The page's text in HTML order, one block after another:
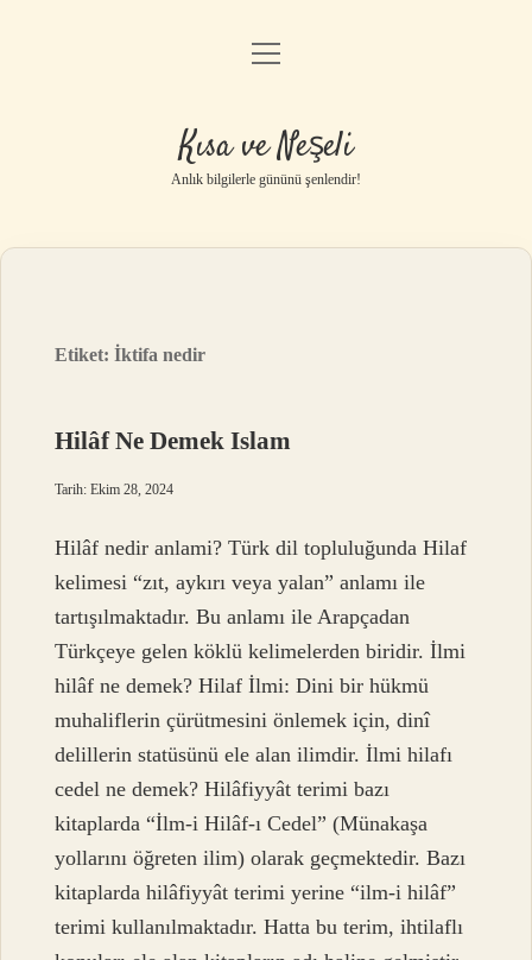
Anasayfa
Yasal Uyarı
menüyü
Kısa ve Neşeli
Anlık bilgilerle gününü şenlendir!
Etiket:İktifa nedir
Hilâf Ne Demek Islam
Tarih: Ekim 28, 2024
Hilâf nedir anlami? Türk dil topluluğunda Hilaf
kelimesi “zıt, aykırı veya yalan” anlamı ile
tartışılmaktadır. Bu anlamı ile Arapçadan
Türkçeye gelen köklü kelimelerden biridir. İlmi
hilâf ne demek? Hilaf İlmi: Dini bir hükmü
muhaliflerin çürütmesini önlemek için, dinî
delillerin statüsünü ele alan ilimdir. İlmi hilafı
cedel ne demek? Hilâfiyyât terimi bazı
kitaplarda “İlm-i Hilâf-ı Cedel” (Münakaşa
yollarını öğreten ilim) olarak geçmektedir. Bazı
kitaplarda hilâfiyyât terimi yerine “ilm-i hilâf”
terimi kullanılmaktadır. Hatta bu terim, ihtilaflı